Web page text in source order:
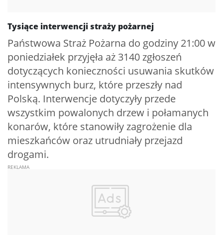
Tysiące interwencji straży pożarnej
Państwowa Straż Pożarna do godziny 21:00 w
poniedziałek przyjęła aż 3140 zgłoszeń
dotyczących konieczności usuwania skutków
intensywnych burz, które przeszły nad
Polską. Interwencje dotyczyły przede
wszystkim powalonych drzew i połamanych
konarów, które stanowiły zagrożenie dla
mieszkańców oraz utrudniały przejazd
drogami.